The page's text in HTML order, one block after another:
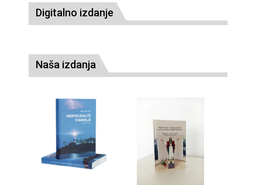
Digitalno izdanje
Naša izdanja